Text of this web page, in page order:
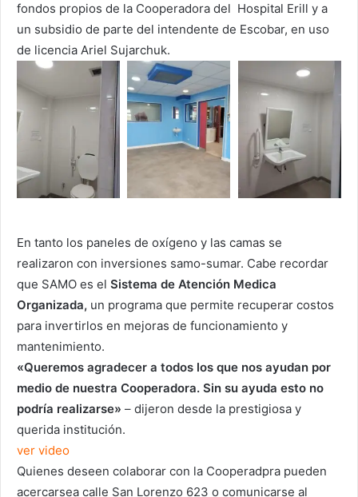
fondos propios de la Cooperadora del Hospital Erill y a
un subsidio de parte del intendente de Escobar, en uso
de licencia Ariel Sujarchuk.
En tanto los paneles de oxígeno y las camas se
realizaron con inversiones samo-sumar. Cabe recordar
que SAMO es el Sistema de Atención Medica
Organizada, un programa que permite recuperar costos
para invertirlos en mejoras de funcionamiento y
mantenimiento.
«Queremos agradecer a todos los que nos ayudan por
medio de nuestra Cooperadora. Sin su ayuda esto no
podría realizarse» – dijeron desde la prestigiosa y
querida institución.
ver video
Quienes deseen colaborar con la Cooperadpra pueden
acercarsea calle San Lorenzo 623 o comunicarse al